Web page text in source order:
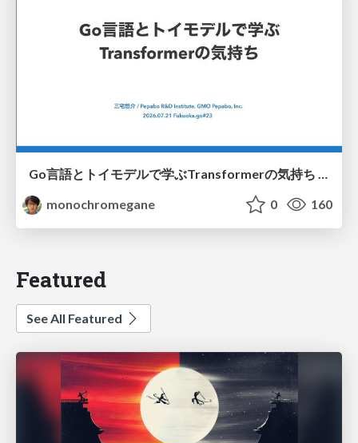
Go言語とトイモデルで学ぶTransformerの気持ち / fukuokago23-transformer
monochromegane
0 160
Featured
See All Featured